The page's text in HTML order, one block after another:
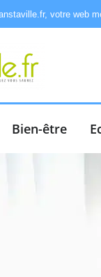
votre web
Bien-être